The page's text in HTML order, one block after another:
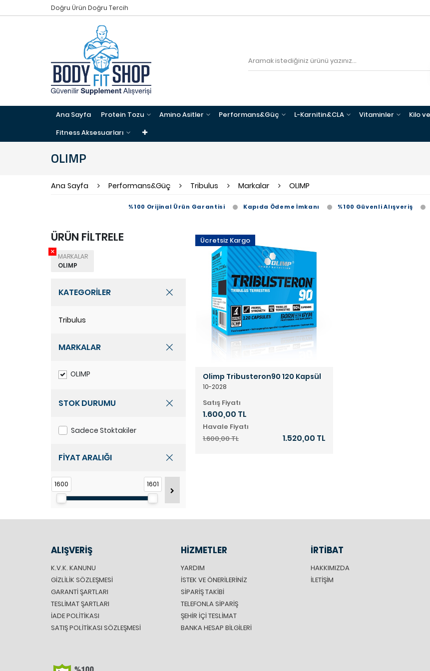
Doğru Ürün Doğru Tercih
Ana Sayfa Protein Tozu Amino Asitler Performans&Güç L-Karnitin&CLA Vitaminler Kilo
Fitness Aksesuarları
OLIMP
Ana Sayfa Performans&Güç Tribulus Markalar OLIMP
%100 Orijinal Ürün Garantisi Kapıda Ödeme İmkanı %100 Güvenli Alışveriş
ÜRÜN FİLTRELE
MARKALAR
OLIMP
KATEGORİLER
Tribulus
MARKALAR
OLIMP
STOK DURUMU
Sadece Stoktakiler
FİYAT ARALIĞI
1600 1601
Ücretsiz Kargo
Olimp Tribusteron90 120 Kapsül
10-2028
Satış Fiyatı
1.600,00 TL
Havale Fiyatı
1.600,00 TL
1.520,00 TL
ALIŞVERİŞ
K.V.K. KANUNU
GIZLILIK SÖZLEŞMESI
GARANTI ŞARTLARI
TESLIMAT ŞARTLARI
İADE POLITIKASI
SATIŞ POLITIKASI SÖZLEŞMESI
HİZMETLER
YARDIM
İSTEK VE ÖNERILERINIZ
SIPARIŞ TAKIBI
TELEFONLA SIPARIŞ
ŞEHIR IÇI TESLIMAT
BANKA HESAP BILGILERI
İRTİBAT
HAKKIMIZDA
İLETIŞIM